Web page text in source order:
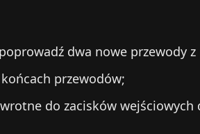
dwa nowe przewody
przewodów;
do zacisków wejściowych